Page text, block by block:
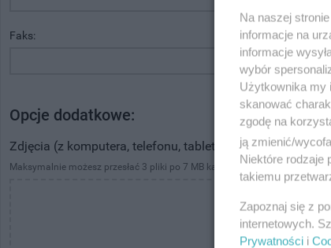
Faks:
Opcje dodatkowe:
Zdjęcia (z komputera, telefonu, tabletu)
Maksymalnie możesz przesłać 3 pliki po 7 MB każdy. Dozwolone formaty
Na naszej
informacje na
informacje
wybór
Użytkownika my
skanować
zgodę na
ją zmienić/
Niektóre rodzaje
takiemu
Zapoznaj się z
internetowych.
Prywatności i